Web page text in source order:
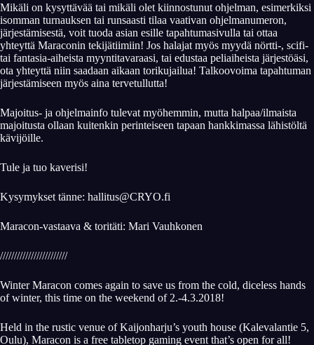
Mikäli on kysyttävää tai mikäli olet kiinnostunut ohjelman, esimerkiksi
isomman turnauksen tai runsaasti tilaa vaativan ohjelmanumeron,
järjestämisestä, voit tuoda asian esille tapahtumasivulla tai ottaa
yhteyttä Maraconin tekijätiimiin! Jos halajat myös myydä nörtti-, scifi-
tai fantasia-aiheista myyntitavaraasi, tai edustaa peliaiheista järjestöäsi,
ota yhteyttä niin saadaan aikaan torikujailua! Talkoovoima tapahtuman
järjestämiseen myös aina tervetullutta!
Majoitus- ja ohjelmainfo tulevat myöhemmin, mutta halpaa/ilmaista
majoitusta ollaan kuitenkin perinteiseen tapaan hankkimassa lähistöltä
kävijöille.
Tule ja tuo kaverisi!
Kysymykset tänne: hallitus@CRYO.fi
Maracon-vastaava & toritäti: Mari Vauhkonen
////////////////////////
Winter Maracon comes again to save us from the cold, diceless hands
of winter, this time on the weekend of 2.-4.3.2018!
Held in the rustic venue of Kaijonharju’s youth house (Kalevalantie 5,
Oulu), Maracon is a free tabletop gaming event that’s open for all!